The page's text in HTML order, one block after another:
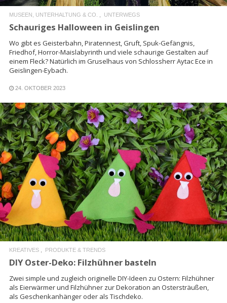
MUSEEN, UNTERHALTUNG & CO. UNTERWEGS
Schauriges Halloween in Geislingen
Wo gibt es Geisterbahn, Piratennest, Gruft, Spuk-Gefängnis,
Friedhof, Horror-Maislabyrinth und viele schaurige Gestalten auf
einem Fleck? Natürlich im Gruselhaus von Schlossherr Aytac Ece in
Geislingen-Eybach.
24. OKTOBER 2023
READ MORE
KREATIVES PRODUKTE & TRENDS
DIY Oster-Deko: Filzhühner basteln
Zwei simple und zugleich originelle DIY-Ideen zu Ostern: Filzhühner
als Eierwärmer und Filzhühner zur Dekoration an Ostersträußen,
als Geschenkanhänger oder als Tischdeko.